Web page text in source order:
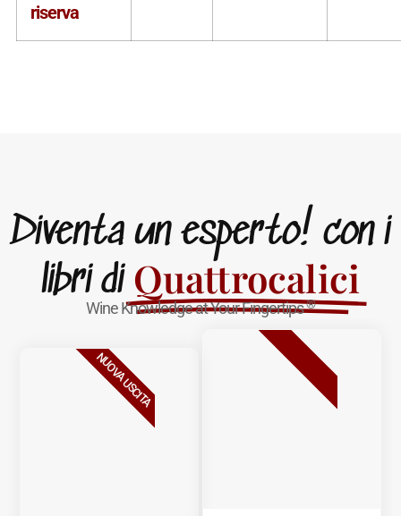
riserva
Diventa un esperto! con i
libri di Quattrocalici
Wine Knowledge at Your Fingertips®
NUOVA USCITA BESTSELLER